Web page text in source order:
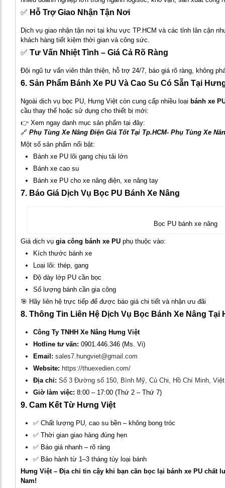
✅ Hỗ Trợ Giao Nhận Tận Nơi
Dịch vụ giao nhận tận nơi tại khu vực TP.HCM và các tỉnh lân cận
khách hàng tiết kiệm thời gian và công sức.
✅ Tư Vấn Nhiệt Tình – Giá Cả Rõ Ràng
Đội ngũ tư vấn viên thân thiện, hỗ trợ 24/7, báo giá rõ ràng, không
6. Sản Phẩm Bánh Xe PU Và Cao Su Có Sẵn Tại
Ngoài dịch vụ bọc PU, Hưng Việt còn cung cấp nhiều loại bánh xe
cầu thay thế hoặc sử dụng cho thiết bị mới:
👉 Xem ngay danh mục sản phẩm tại đây:
🔗 Phụ Tùng Xe Nâng Điện Giá Tốt Tại Tp.HCM- Phụ Tùng Xe
Một số sản phẩm nổi bật:
Bánh xe PU lõi gang chịu tải lớn
Bánh xe cao su
Bánh xe PU cho xe nâng điện, xe nâng tay
7. Báo Giá Dịch Vụ Bọc PU Bánh Xe Nâng
Bọc PU bánh xe nâng
Giá dịch vụ gia công bánh xe PU phụ thuộc vào:
Kích thước bánh xe
Loại lõi: thép, gang
Độ dày lớp PU cần bọc
Số lượng bánh cần gia công
🎯 Hãy liên hệ trực tiếp để được báo giá chi tiết và nhận ưu đãi
8. Thông Tin Liên Hệ Dịch Vụ Bọc Bánh Xe Nâng Tại
Công Ty TNHH Xe Nâng Hưng Việt
Hotline tư vấn: 0901.446.346 (Ms. Vi)
Email: sales7.hungviet@gmail.com
Website: https://thuexedien.com/
Địa chỉ: Số 3 Đường số 150, Bình Mỹ, Củ Chi, Hồ Chí Minh,
Giờ làm việc: 8:00 – 17:00 (Thứ 2 – Thứ 7)
9. Cam Kết Từ Hưng Việt
✅ Chất lượng PU, cao su bền – không bong tróc
✅ Thời gian giao hàng đúng hẹn
✅ Báo giá nhanh – rõ ràng
✅ Bảo hành từ 1–3 tháng tùy loại bánh
Hưng Việt – Địa chỉ tin cậy khi bạn cần bọc lại bánh xe PU chất
Nam!